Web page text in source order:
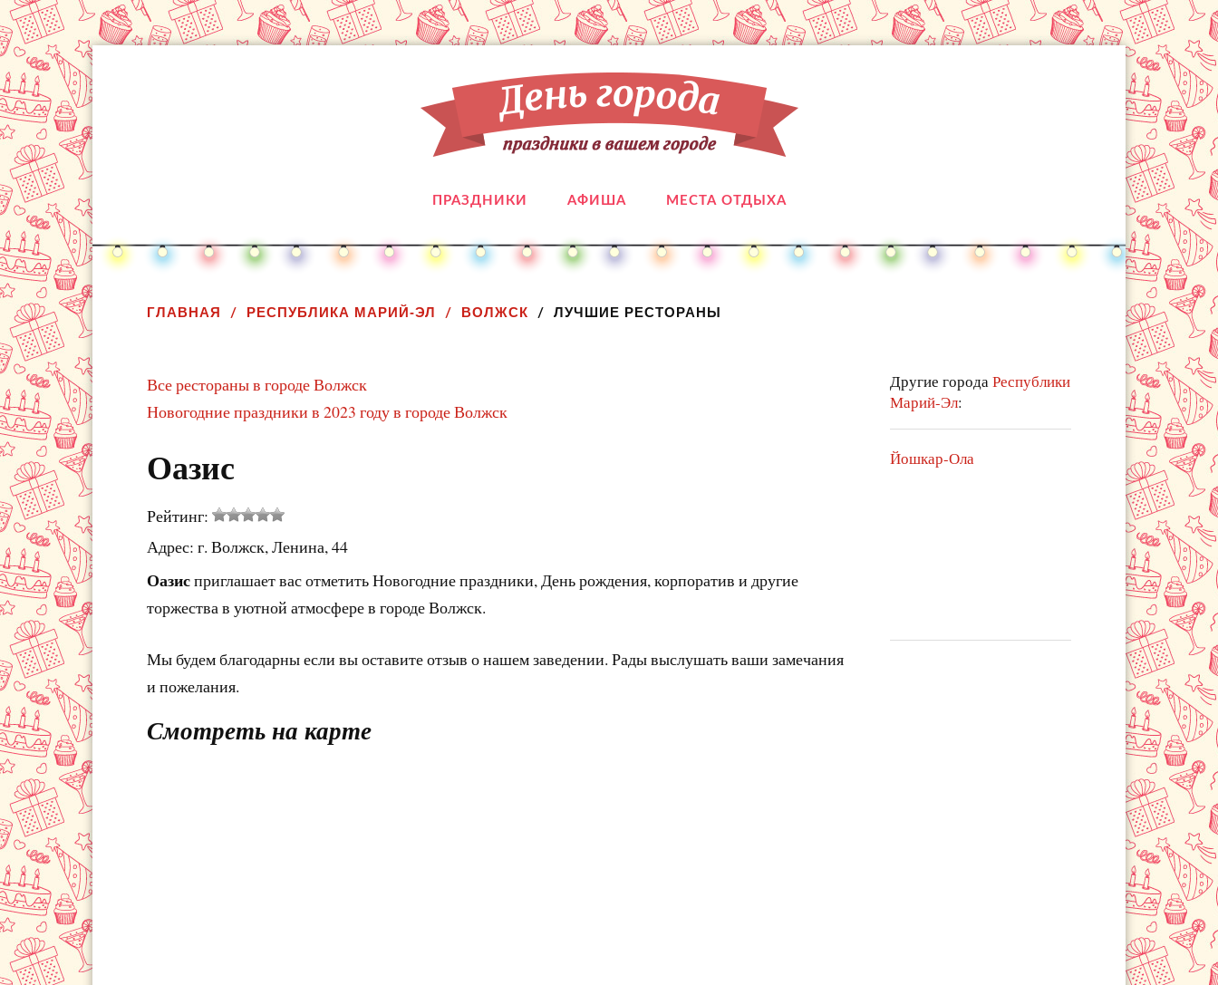
ПРАЗДНИКИ АФИША МЕСТА ОТДЫХА
ГЛАВНАЯ РЕСПУБЛИКА МАРИЙ-ЭЛ ВОЛЖСК ЛУЧШИЕ РЕСТОРАНЫ
Другие городаРеспублики
Марий-Эл:
Йошкар-Ола
Все рестораны в городе Волжск
Новогодние праздники в 2023 году в городе Волжск
Оазис
Рейтинг:
Адрес: г. Волжск, Ленина, 44
Оазисприглашает вас отметить Новогодние праздники, День рождения, корпоратив и другие
торжества в уютной атмосфере в городе Волжск.
Мы будем благодарны если вы оставите отзыв о нашем заведении. Рады выслушать ваши замечания
и пожелания.
Смотреть на карте